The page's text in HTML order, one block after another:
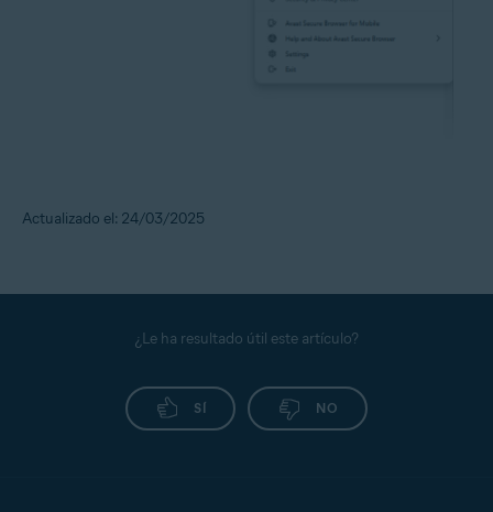
Actualizado el: 24/03/2025
¿Le ha resultado útil este artículo?
SÍ NO